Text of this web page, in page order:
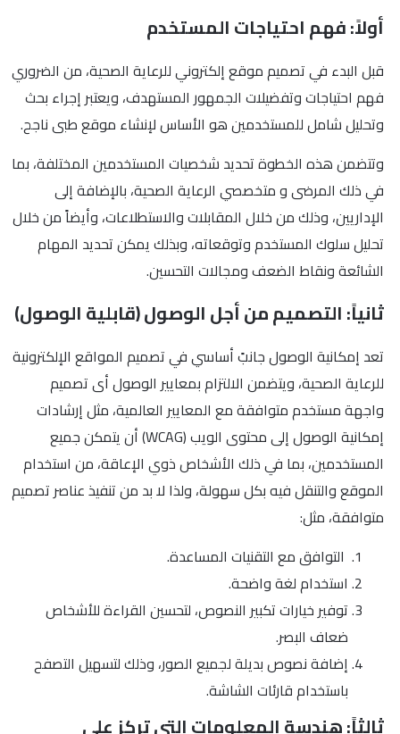
أولاً: فهم احتياجات المستخدم
قبل البدء في تصميم موقع إلكتروني للرعاية الصحية، من الضروري
فهم احتياجات وتفضيلات الجمهور المستهدف، ويعتبر إجراء بحث
وتحليل شامل للمستخدمين هو الأساس لإنشاء موقع طبى ناجح.
وتتضمن هذه الخطوة تحديد شخصيات المستخدمين المختلفة، بما
في ذلك المرضى و متخصصي الرعاية الصحية، بالإضافة إلى
الإداريين، وذلك من خلال المقابلات والاستطلاعات، وأيضاً من خلال
تحليل سلوك المستخدم وتوقعاته، وبذلك يمكن تحديد المهام
الشائعة ونقاط الضعف ومجالات التحسين.
ثانياً: التصميم من أجل الوصول (قابلية الوصول)
تعد إمكانية الوصول جانبً أساسي في تصميم المواقع الإلكترونية
للرعاية الصحية، ويتضمن الالتزام بمعايير الوصول أى تصميم
واجهة مستخدم متوافقة مع المعايير العالمية، مثل إرشادات
إمكانية الوصول إلى محتوى الويب (WCAG) أن يتمكن جميع
المستخدمين، بما في ذلك الأشخاص ذوي الإعاقة، من استخدام
الموقع والتنقل فيه بكل سهولة، ولذا لا بد من تنفيذ عناصر تصميم
متوافقة، مثل:
التوافق مع التقنيات المساعدة.
استخدام لغة واضحة.
توفير خيارات تكبير النصوص، لتحسين القراءة للأشخاص
ضعاف البصر.
إضافة نصوص بديلة لجميع الصور، وذلك لتسهيل التصفح
باستخدام قارئات الشاشة.
ثالثاً: هندسة المعلومات التي تركز على